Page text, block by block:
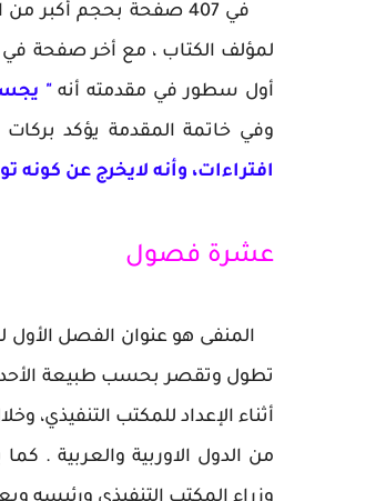
أول سطور في مقدمته أنه"
وفي خاتمة المقدمة يؤكد بركات
افتراءات، وأنه لايخرج عن كونه
عشرة فصول
المنفى هو عنوان الفصل الأول
تطول وتقصر بحسب طبيعة
أثناء الإعداد للمكتب التنفيذي،
من الدول الاوربية والعربية